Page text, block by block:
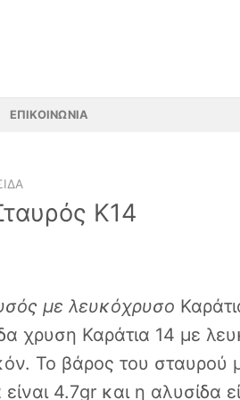
ΕΠΙΚΟΙΝΩΝΊΑ
K14
με λευκόχρυσο
χρυση Καράτια 14 με
Το βάρος του σταυρού
4.7gr και η αλυσίδα